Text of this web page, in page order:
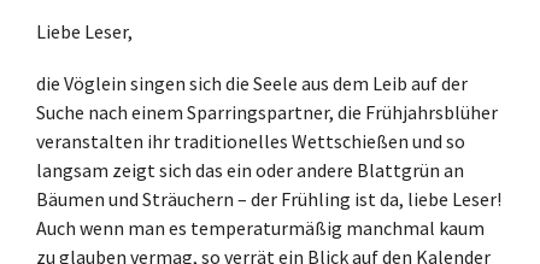
Liebe Leser,
die Vöglein singen sich die Seele aus dem Leib auf der
Suche nach einem Sparringspartner, die Frühjahrsblüher
veranstalten ihr traditionelles Wettschießen und so
langsam zeigt sich das ein oder andere Blattgrün an
Bäumen und Sträuchern – der Frühling ist da, liebe Leser!
Auch wenn man es temperaturmäßig manchmal kaum
zu glauben vermag, so verrät ein Blick auf den Kalender